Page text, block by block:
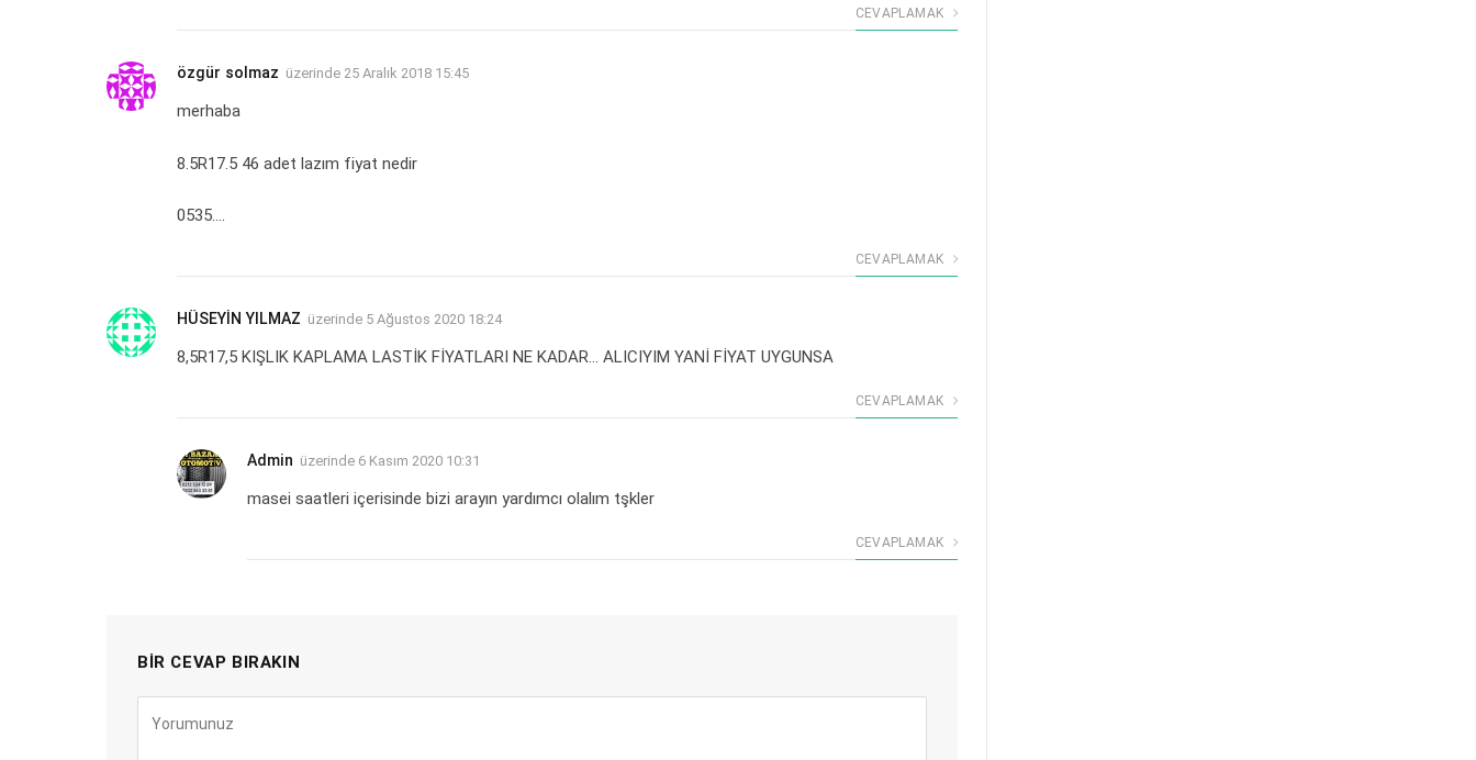
CEVAPLAMAK
özgür solmaz üzerinde 25 Aralık 2018 15:45
merhaba
8.5R17.5 46 adet lazım fiyat nedir
0535….
CEVAPLAMAK
HÜSEYİN YILMAZ üzerinde 5 Ağustos 2020 18:24
8,5R17,5 KIŞLIK KAPLAMA LASTİK FİYATLARI NE KADAR… ALICIYIM YANİ FİYAT UYGUNSA
CEVAPLAMAK
Admin üzerinde 6 Kasım 2020 10:31
masei saatleri içerisinde bizi arayın yardımcı olalım tşkler
CEVAPLAMAK
BIR CEVAP BIRAKIN